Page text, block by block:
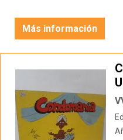
Más información